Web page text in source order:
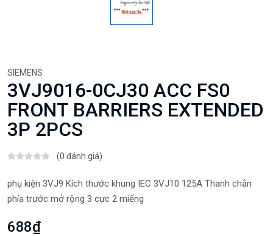
SIEMENS
3VJ9016-0CJ30 ACC FS0
FRONT BARRIERS EXTENDED
3P 2PCS
(0 đánh giá)
phụ kiện 3VJ9 Kích thước khung IEC 3VJ10 125A Thanh chắn
phía trước mở rộng 3 cực 2 miếng
688₫